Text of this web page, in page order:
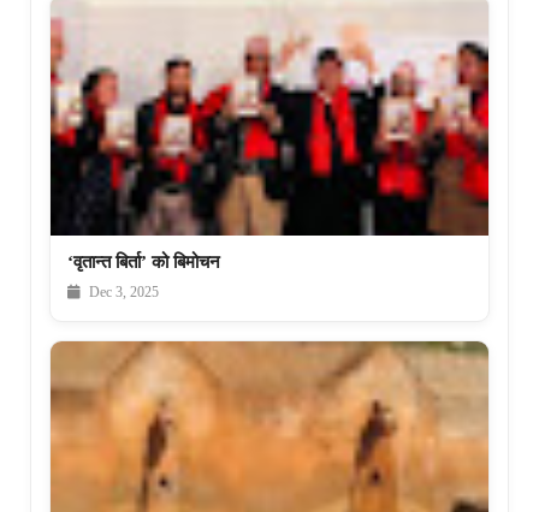
‘वृतान्त बिर्ता’ को बिमोचन
Dec 3, 2025